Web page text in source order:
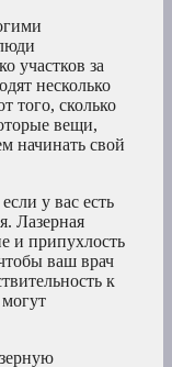
участков за
несколько
того, сколько
вещи,
начинать свой
у вас есть
Лазерная
и припухлость
ваш врач
к